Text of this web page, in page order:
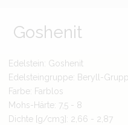
Goshenit
Edelstein: Goshenit
Edelsteingruppe: Beryll-
Farbe: Farblos
Mohs-Härte: 7,5 - 8
Dichte [g/cm3]: 2,66 - 2,87